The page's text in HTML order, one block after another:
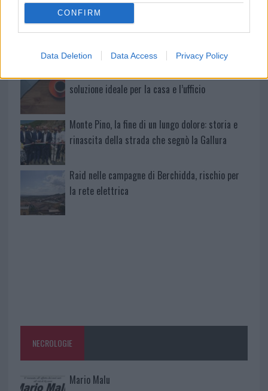
CONFIRM
Data Deletion Data Access Privacy Policy
Olbia, divieto di sosta contro spaccio e degrado:
soluzione ideale per la casa e l’ufficio
Monte Pino, la fine di un lungo dolore: storia e
rinascita della strada che segnò la Gallura
Raid nelle campagne di Berchidda, rischio per
la rete elettrica
NECROLOGIE
Mario Malu